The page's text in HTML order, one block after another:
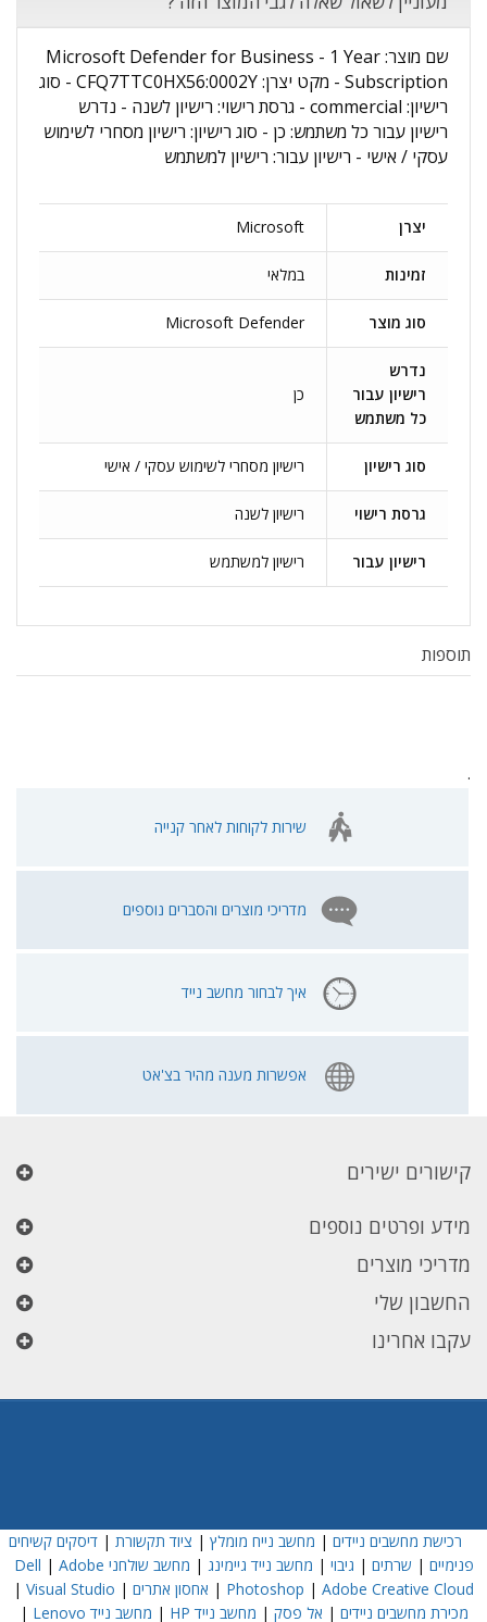
שם מוצר: Microsoft Defender for Business - 1 Year
Subscription - מקט יצרן: CFQ7TTC0HX56:0002Y - סוג
רישיון: commercial - גרסת רישוי: רישיון לשנה - נדרש
רישיון עבור כל משתמש: כן - סוג רישיון: רישיון מסחרי לשימוש
עסקי / אישי - רישיון עבור: רישיון למשתמש
יצרן Microsoft
זמינות במלאי
סוג מוצר Microsoft Defender
נדרש
רישיון עבור
כל משתמש
כן
סוג רישיון רישיון מסחרי לשימוש עסקי / אישי
גרסת רישוי רישיון לשנה
רישיון עבור רישיון למשתמש
תוספות
.
שירות לקוחות לאחר קנייה
מדריכי מוצרים והסברים נוספים
איך לבחור מחשב נייד
אפשרות מענה מהיר בצ'אט
קישורים ישירים
מידע ופרטים נוספים
מדריכי מוצרים
החשבון שלי
עקבו אחרינו
רכישת מחשבים ניידים | מחשב נייח מומלץ | ציוד תקשורת |דיסקים קשיחים
פנימיים | שרתים | גיבוי | מחשב נייד גיימינג | מחשב שולחני Dell | Adobe
Photoshop | Adobe Creative Cloud
| אחסון אתרים |
Visual Studio
|
מכירת מחשבים ניידים | אל פסק | מחשב נייד HP | מחשב נייד Lenovo |